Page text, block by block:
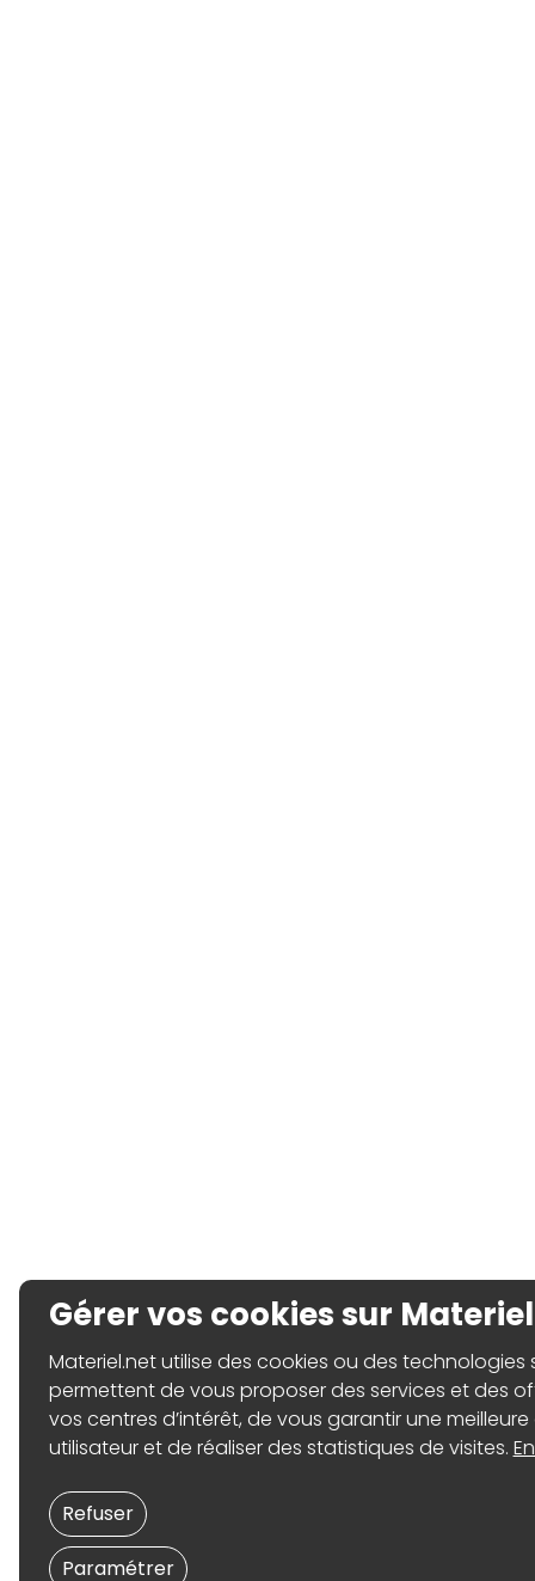
Gérer vos cookies sur
Materiel.net utilise des cookies ou des technologies
permettent de vous proposer des services et des
vos centres d’intérêt, de vous garantir une
utilisateur et de réaliser des statistiques de visites.
Paramétrer
Refuser